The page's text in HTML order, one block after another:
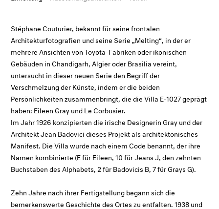
Stéphane Couturier, bekannt für seine frontalen
Architekturfotografien und seine Serie „Melting“, in der er
mehrere Ansichten von Toyota-Fabriken oder ikonischen
Gebäuden in Chandigarh, Algier oder Brasilia vereint,
untersucht in dieser neuen Serie den Begriff der
Verschmelzung der Künste, indem er die beiden
Persönlichkeiten zusammenbringt, die die Villa E-1027 geprägt
haben: Eileen Gray und Le Corbusier.
Im Jahr 1926 konzipierten die irische Designerin Gray und der
Architekt Jean Badovici dieses Projekt als architektonisches
Manifest. Die Villa wurde nach einem Code benannt, der ihre
Namen kombinierte (E für Eileen, 10 für Jeans J, den zehnten
Buchstaben des Alphabets, 2 für Badovicis B, 7 für Grays G).
Zehn Jahre nach ihrer Fertigstellung begann sich die
bemerkenswerte Geschichte des Ortes zu entfalten. 1938 und